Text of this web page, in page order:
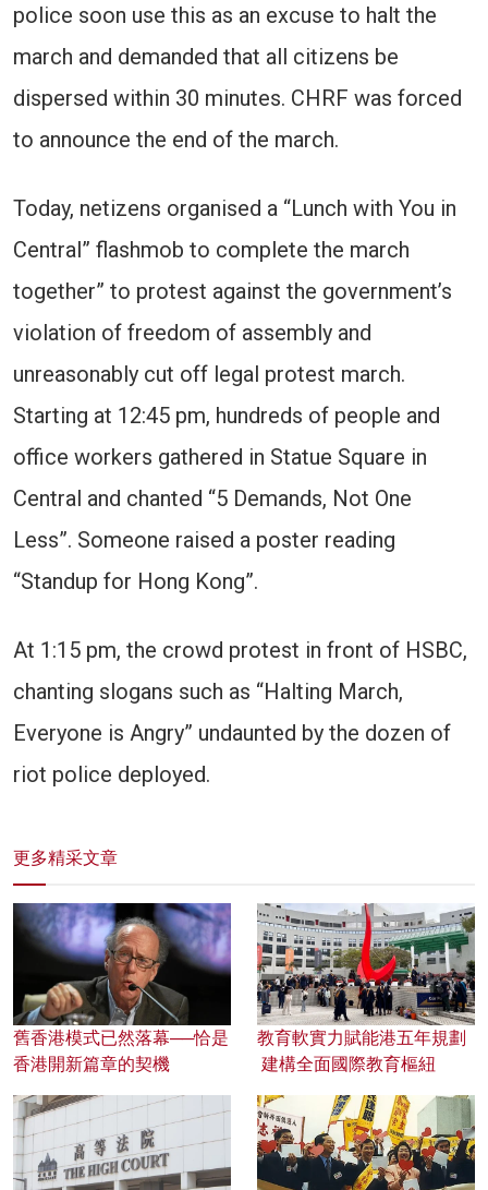
police soon use this as an excuse to halt the
march and demanded that all citizens be
dispersed within 30 minutes. CHRF was forced
to announce the end of the march.
Today, netizens organised a “Lunch with You in
Central” flashmob to complete the march
together” to protest against the government’s
violation of freedom of assembly and
unreasonably cut off legal protest march.
Starting at 12:45 pm, hundreds of people and
office workers gathered in Statue Square in
Central and chanted “5 Demands, Not One
Less”. Someone raised a poster reading
“Standup for Hong Kong”.
At 1:15 pm, the crowd protest in front of HSBC,
chanting slogans such as “Halting March,
Everyone is Angry” undaunted by the dozen of
riot police deployed.
更多精采文章
舊香港模式已然落幕──恰是
香港開新篇章的契機
教育軟實力賦能港五年規劃
建構全面國際教育樞紐